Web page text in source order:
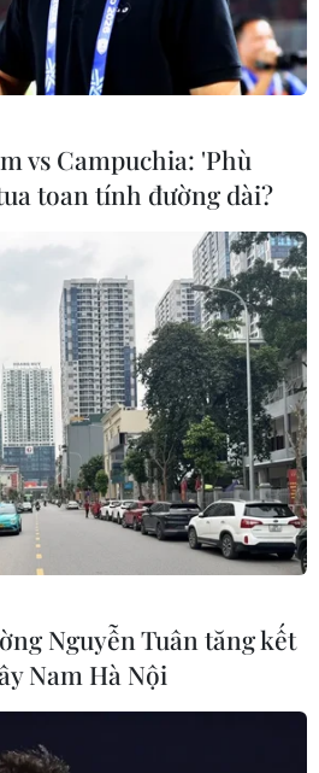
vs Campuchia: 'Phù
toan tính đường dài?
Nguyễn Tuân tăng kết
Nam Hà Nội